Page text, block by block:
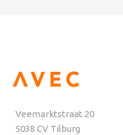
Veemarktstraat 20
5038 CV Tilburg